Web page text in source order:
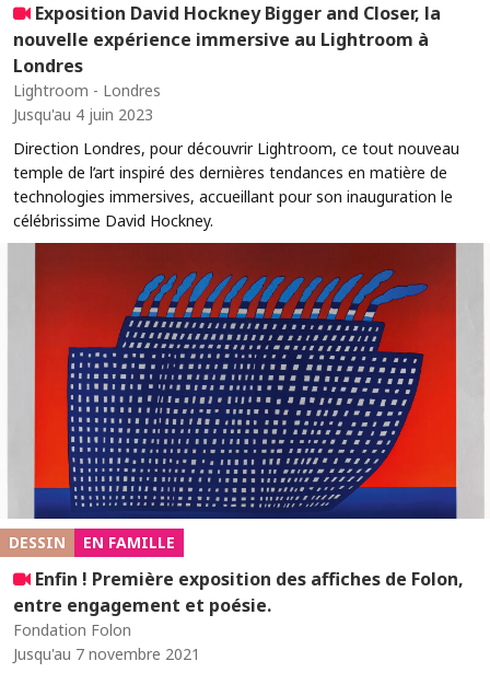
Exposition David Hockney Bigger and Closer, la
nouvelle expérience immersive au Lightroom à
Londres
Lightroom - Londres
Jusqu'au 4 juin 2023
Direction Londres, pour découvrir Lightroom, ce tout nouveau
temple de l’art inspiré des dernières tendances en matière de
technologies immersives, accueillant pour son inauguration le
célébrissime David Hockney.
DESSIN EN FAMILLE
Enfin ! Première exposition des affiches de Folon,
entre engagement et poésie.
Fondation Folon
Jusqu'au 7 novembre 2021